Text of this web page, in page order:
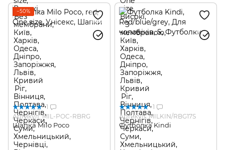
−50%
1
Артикул: MIL-POC-RBRG
Шапка Milo Poco
1
Артикул: MILKIN/RBG17S
Футболка Kindi